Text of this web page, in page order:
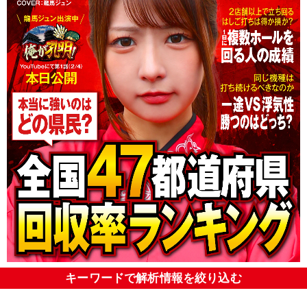
キーワードで解析情報を絞り込む